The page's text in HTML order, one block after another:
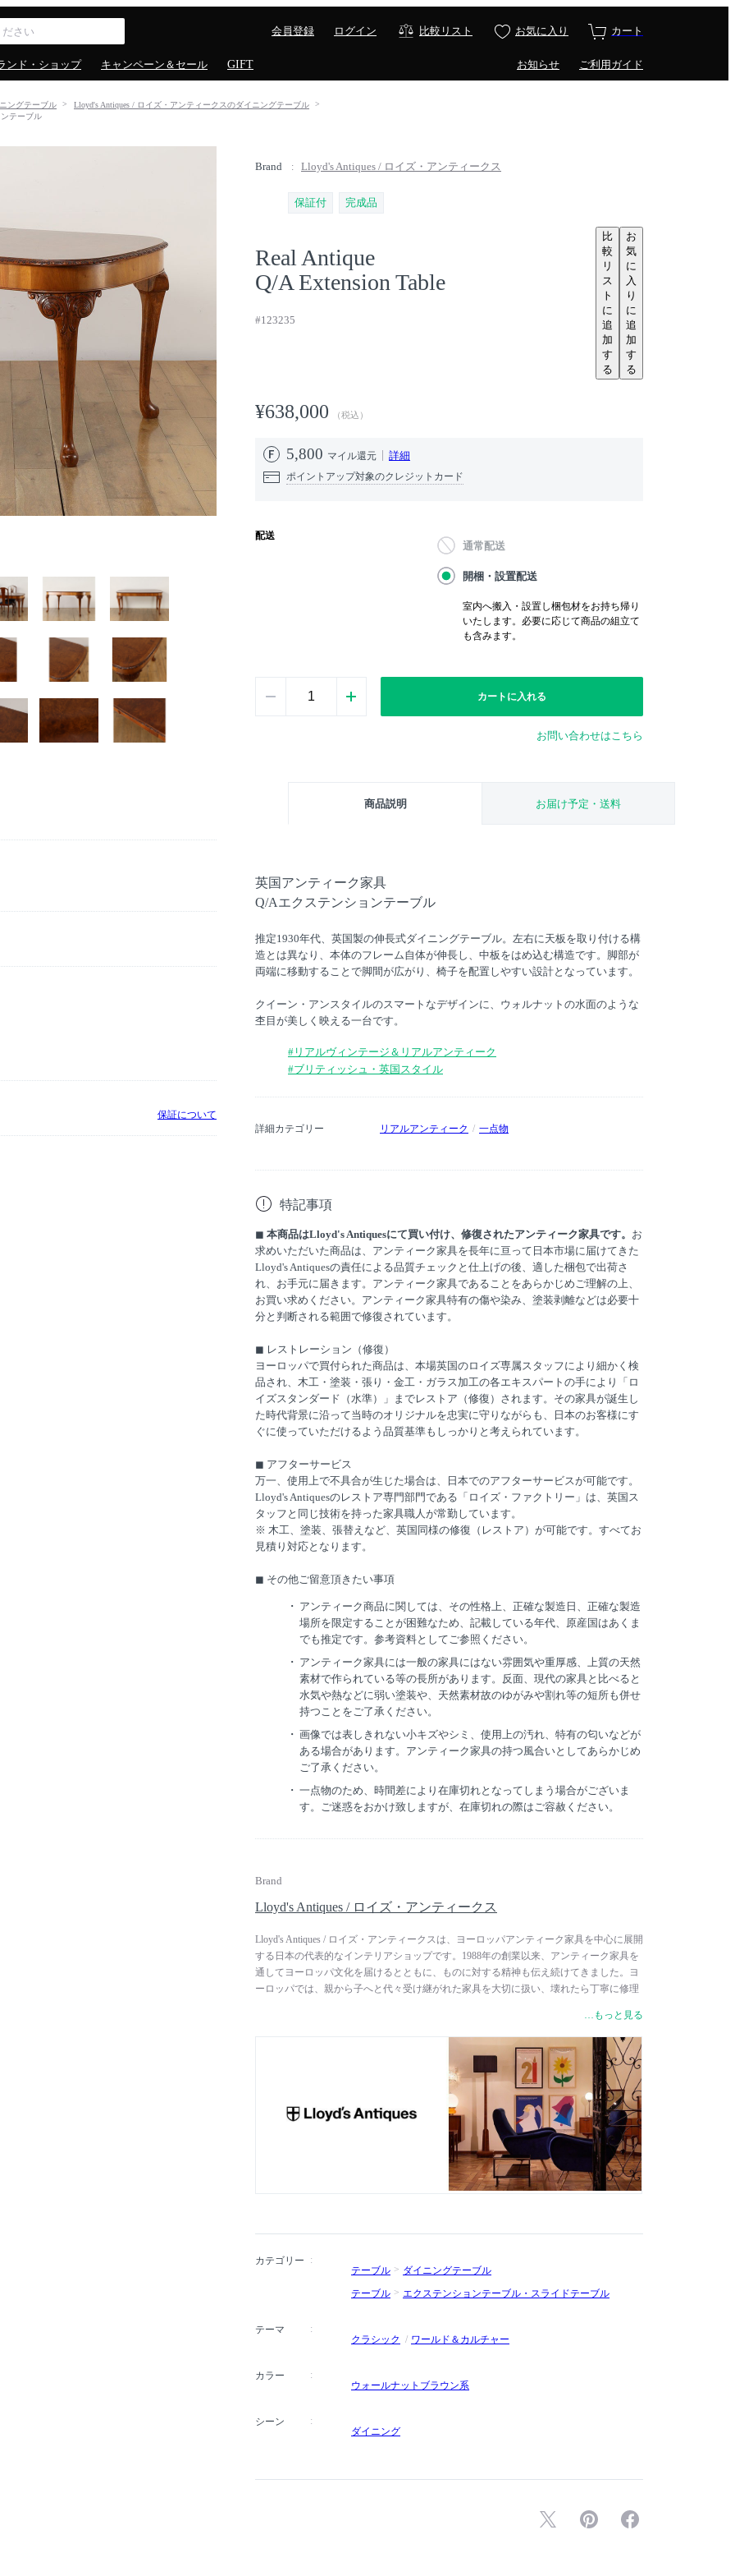
会員登録 ログイン 比較リスト お気に入り カート
ンド・ショップ キャンペーン＆セール GIFT お知らせ ご利用ガイド
ングテーブル
Lloyd's Antiques / ロイズ・アンティークスのダイニングテーブル
ンテーブル
Brand Lloyd's Antiques / ロイズ・アンティークス
保証付 完成品
Real Antique
Q/A Extension Table
#123235
比
較
リ
ス
ト
に
追
加
す
る
お
気
に
入
り
に
追
加
す
る
¥638,000 （税込）
5,800 マイル還元 詳細
ポイントアップ対象のクレジットカード
配送
通常配送
開梱・設置配送
室内へ搬入・設置し梱包材をお持ち帰り
いたします。必要に応じて商品の組立て
も含みます。
カートに入れる
お問い合わせはこちら
商品説明 お届け予定・送料
英国アンティーク家具
Q/Aエクステンションテーブル
推定1930年代、英国製の伸長式ダイニングテーブル。左右に天板を取り付ける構
造とは異なり、本体のフレーム自体が伸長し、中板をはめ込む構造です。脚部が
両端に移動することで脚間が広がり、椅子を配置しやすい設計となっています。
クイーン・アンスタイルのスマートなデザインに、ウォルナットの水面のような
杢目が美しく映える一台です。
#リアルヴィンテージ＆リアルアンティーク
#ブリティッシュ・英国スタイル
詳細カテゴリー リアルアンティーク 一点物
特記事項
◼︎ 本商品はLloyd's Antiquesにて買い付け、修復されたアンティーク家具です。 お
求めいただいた商品は、アンティーク家具を長年に亘って日本市場に届けてきた
Lloyd's Antiquesの責任による品質チェックと仕上げの後、適した梱包で出荷さ
れ、お手元に届きます。アンティーク家具であることをあらかじめご理解の上、
お買い求めください。アンティーク家具特有の傷や染み、塗装剥離などは必要十
分と判断される範囲で修復されています。
◼︎ レストレーション（修復）
ヨーロッパで買付られた商品は、本場英国のロイズ専属スタッフにより細かく検
品され、木工・塗装・張り・金工・ガラス加工の各エキスパートの手により「ロ
イズスタンダード（水準）」までレストア（修復）されます。その家具が誕生し
た時代背景に沿って当時のオリジナルを忠実に守りながらも、日本のお客様にす
ぐに使っていただけるよう品質基準もしっかりと考えられています。
◼︎ アフターサービス
万一、使用上で不具合が生じた場合は、日本でのアフターサービスが可能です。
Lloyd's Antiquesのレストア専門部門である「ロイズ・ファクトリー」は、英国ス
タッフと同じ技術を持った家具職人が常勤しています。
※ 木工、塗装、張替えなど、英国同様の修復（レストア）が可能です。すべてお
見積り対応となります。
◼︎ その他ご留意頂きたい事項
アンティーク商品に関しては、その性格上、正確な製造日、正確な製造
場所を限定することが困難なため、記載している年代、原産国はあくま
でも推定です。参考資料としてご参照ください。
アンティーク家具には一般の家具にはない雰囲気や重厚感、上質の天然
素材で作られている等の長所があります。反面、現代の家具と比べると
水気や熱などに弱い塗装や、天然素材故のゆがみや割れ等の短所も併せ
持つことをご了承ください。
画像では表しきれない小キズやシミ、使用上の汚れ、特有の匂いなどが
ある場合があります。アンティーク家具の持つ風合いとしてあらかじめ
ご了承ください。
一点物のため、時間差により在庫切れとなってしまう場合がございま
す。ご迷惑をおかけ致しますが、在庫切れの際はご容赦ください。
Brand
Lloyd's Antiques / ロイズ・アンティークス
Lloyd's Antiques / ロイズ・アンティークスは、ヨーロッパアンティーク家具を中心に展開
する日本の代表的なインテリアショップです。1988年の創業以来、アンティーク家具を
通してヨーロッパ文化を届けるとともに、ものに対する精神も伝え続けてきました。ヨ
ーロッパでは、親から子へと代々受け継がれた家具を大切に扱い、壊れたら丁寧に修理
は、その家の伝統と格式を過去から現在、そして未来へと伝えていきます。ロイズ・ア
ンティークスは、ヨーロッパ各地の良質なアンティーク家具を、買い付けから販売まで
すべて自社で行い、高品質で長く使えるアンティーク家具を提供し続けています。現在
では、英国アンティーク家具を中心としながら、様々な時代の多様な文化とスタイルを
融合した「ミックスカルチャー・スタイル」を提案し、英国伝統のデザインと製法を忠
実に再現した高品質なオリジナルのリプロダクション家具も展開しています。
…もっと見る
カテゴリー
テーブル
ダイニングテーブル
テーブル
エクステンションテーブル・スライドテーブル
テーマ
クラシック
ワールド＆カルチャー
カラー
ウォールナットブラウン系
シーン
ダイニング
保証について